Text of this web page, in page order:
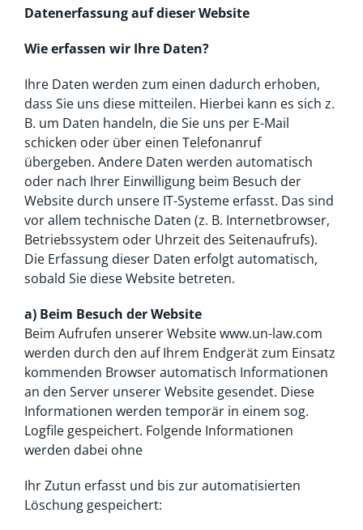
Datenerfassung auf dieser Website
Wie erfassen wir Ihre Daten?
Ihre Daten werden zum einen dadurch erhoben,
dass Sie uns diese mitteilen. Hierbei kann es sich z.
B. um Daten handeln, die Sie uns per E-Mail
schicken oder über einen Telefonanruf
übergeben. Andere Daten werden automatisch
oder nach Ihrer Einwilligung beim Besuch der
Website durch unsere IT-Systeme erfasst. Das sind
vor allem technische Daten (z. B. Internetbrowser,
Betriebssystem oder Uhrzeit des Seitenaufrufs).
Die Erfassung dieser Daten erfolgt automatisch,
sobald Sie diese Website betreten.
a) Beim Besuch der Website
Beim Aufrufen unserer Website www.un-law.com
werden durch den auf Ihrem Endgerät zum Einsatz
kommenden Browser automatisch Informationen
an den Server unserer Website gesendet. Diese
Informationen werden temporär in einem sog.
Logfile gespeichert. Folgende Informationen
werden dabei ohne
Ihr Zutun erfasst und bis zur automatisierten
Löschung gespeichert: